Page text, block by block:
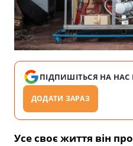
ПІДПИШІТЬСЯ НА НАС В
ДОДАТИ ЗАРАЗ
Усе своє життя він